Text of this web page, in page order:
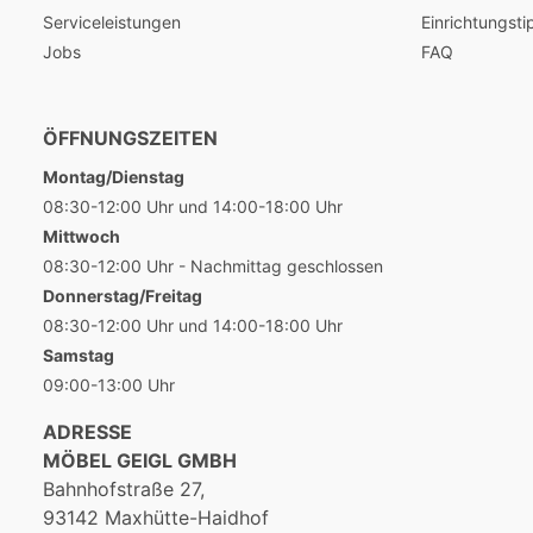
Serviceleistungen
Jobs
FAQ
ÖFFNUNGSZEITEN
Montag/Dienstag
08:30-12:00 Uhr und 14:00-18:00 Uhr
Mittwoch
08:30-12:00 Uhr - Nachmittag geschlossen
Donnerstag/Freitag
08:30-12:00 Uhr und 14:00-18:00 Uhr
Samstag
09:00-13:00 Uhr
ADRESSE
MÖBEL GEIGL GMBH
Bahnhofstraße 27,
93142 Maxhütte-Haidhof